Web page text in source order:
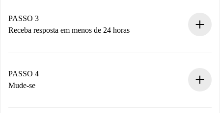
Não cobramos nada até que o proprietário confirme.
PASSO 3
Receba resposta em menos de 24 horas
proprietário.
Se recusada: não cobraremos nada e ofereceremos
PASSO 4
Mude-se